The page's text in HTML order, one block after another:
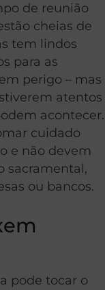
de reunião
cheias de
tem lindos
para as
perigo – mas
atentos
acontecer.
cuidado
e não devem
sacramental,
ou bancos.
pode tocar o